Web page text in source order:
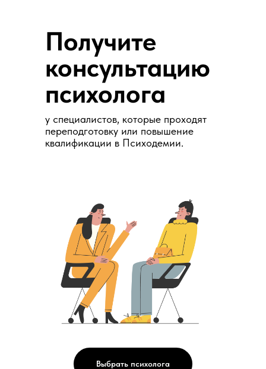
Получите
консультацию
психолога
у специалистов, которые проходят
переподготовку или повышение
квалификации в Психодемии.
Выбрать психолога